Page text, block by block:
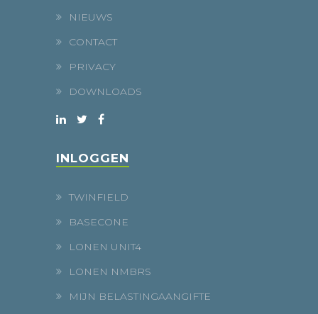
NIEUWS
CONTACT
PRIVACY
DOWNLOADS
INLOGGEN
TWINFIELD
BASECONE
LONEN UNIT4
LONEN NMBRS
MIJN BELASTINGAANGIFTE